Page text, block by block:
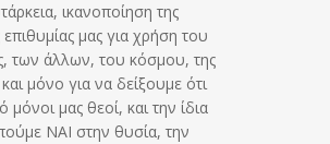
ικανοποίηση της
μας για χρήση του
των άλλων, του κόσμου, της
μόνο για να δείξουμε ότι
μόνοι μας θεοί, και την ίδια
ΝΑΙ στην θυσία, την